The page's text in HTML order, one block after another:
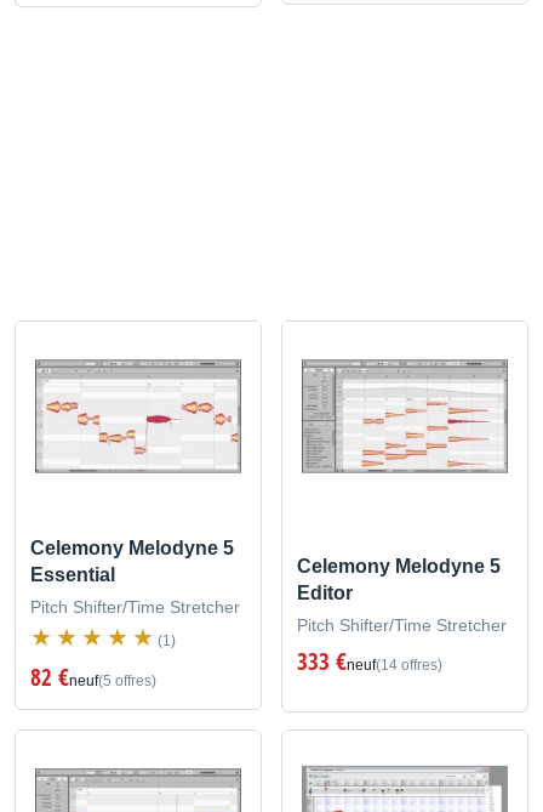
Celemony Melodyne 5
Essential
Pitch Shifter/Time Stretcher
(1)
82 €neuf(5 offres)
Celemony Melodyne 5
Editor
Pitch Shifter/Time Stretcher
333 €neuf(14 offres)